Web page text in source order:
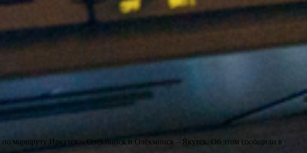
маршруту Иркутск – Олёкминск и Олёкминск – Якутск. Об этом сообщили в